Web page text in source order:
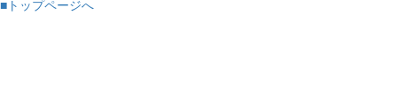
■トップページへ